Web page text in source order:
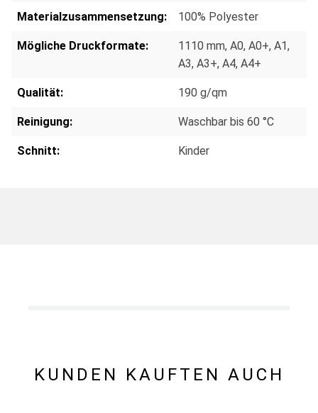
Materialzusammensetzung: 100% Polyester
Mögliche Druckformate: 1110 mm, A0, A0+, A1,
A3, A3+, A4, A4+
Qualität: 190 g/qm
Reinigung: Waschbar bis 60 °C
Schnitt: Kinder
KUNDEN KAUFTEN AUCH